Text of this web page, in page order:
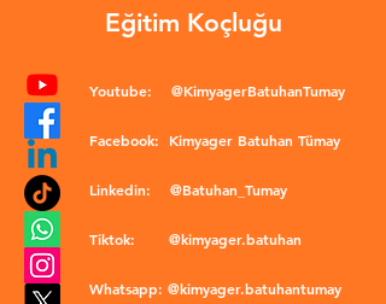
Eğitim Koçluğu
Youtube: @KimyagerBatuhanTumay
Facebook: Kimyager Batuhan Tümay
Linkedin: @Batuhan_Tumay
Tiktok: @kimyager.batuhan
Whatsapp: @kimyager.batuhantumay